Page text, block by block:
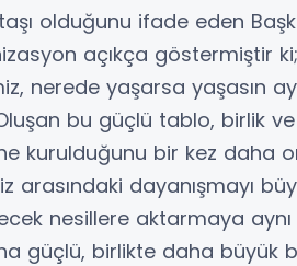
olduğunu ifade eden
açıkça göstermiştir
nerede yaşarsa yaşasın
bu güçlü tablo, birlik
kurulduğunu bir kez daha
arasındaki dayanışmayı
nesillere aktarmaya aynı
güçlü, birlikte daha büyük